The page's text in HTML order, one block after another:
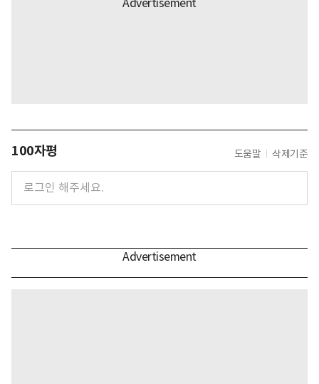
100자평 도움말 삭제기준